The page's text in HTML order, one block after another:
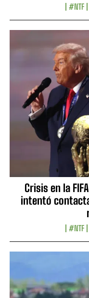
#NTF
Crisis en la
intentó
#NTF